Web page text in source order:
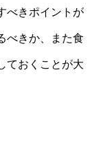
べきポイントが
べきか、また食
ておくことが大